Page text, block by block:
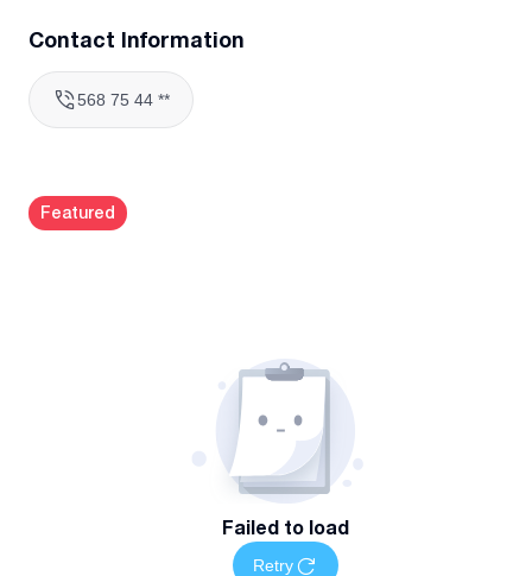
✔️ სუფთა და ხარისხიანი შესრულება
​✅ უფასო კონსულტაცია და ობიექტზე მისვლა/შეფასება!
Contact Information
568 75 44 **
Featured
Failed to load
Retry